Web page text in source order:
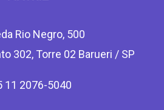
Rio Negro, 500
302, Torre 02 Barueri / SP
11 2076-5040